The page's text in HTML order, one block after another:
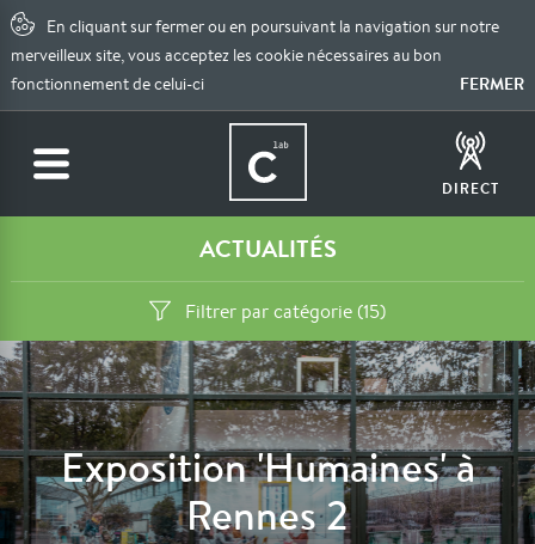
En cliquant sur fermer ou en poursuivant la navigation sur notre
merveilleux site, vous acceptez les cookie nécessaires au bon
fonctionnement de celui-ci
FERMER
DIRECT
ACTUALITÉS
Filtrer par catégorie (15)
Exposition 'Humaines' à
Rennes 2